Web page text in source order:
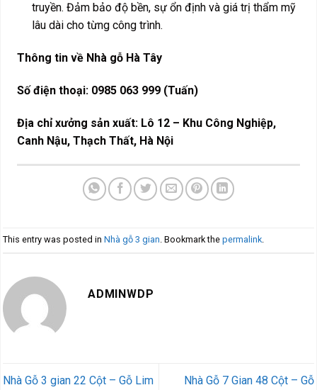
truyền. Đảm bảo độ bền, sự ổn định và giá trị thẩm mỹ
lâu dài cho từng công trình.
Thông tin về Nhà gỗ Hà Tây
Số điện thoại: 0985 063 999 (Tuấn)
Địa chỉ xưởng sản xuất: Lô 12 – Khu Công Nghiệp,
Canh Nậu, Thạch Thất, Hà Nội
This entry was posted in Nhà gỗ 3 gian. Bookmark the permalink.
ADMINWDP
Nhà Gỗ 3 gian 22 Cột – Gỗ Lim
Nhà Gỗ 7 Gian 48 Cột – Gỗ